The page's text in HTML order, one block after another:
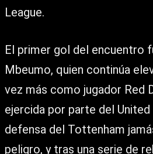
League.
El primer gol del encuentro
Mbeumo, quien continúa
vez más como jugador Red
ejercida por parte del United
defensa del Tottenham
peligro, y tras una serie de